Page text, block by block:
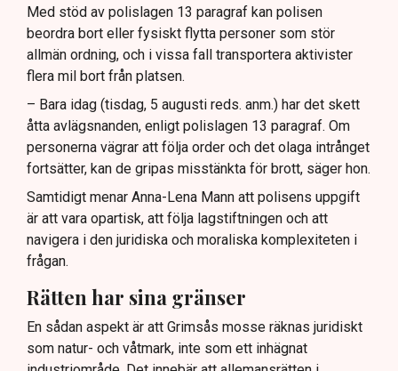
Med stöd av polislagen 13 paragraf kan polisen
beordra bort eller fysiskt flytta personer som stör
allmän ordning, och i vissa fall transportera aktivister
flera mil bort från platsen.
– Bara idag (tisdag, 5 augusti reds. anm.) har det skett
åtta avlägsnanden, enligt polislagen 13 paragraf. Om
personerna vägrar att följa order och det olaga intrånget
fortsätter, kan de gripas misstänkta för brott, säger hon.
Samtidigt menar Anna-Lena Mann att polisens uppgift
är att vara opartisk, att följa lagstiftningen och att
navigera i den juridiska och moraliska komplexiteten i
frågan.
Rätten har sina gränser
En sådan aspekt är att Grimsås mosse räknas juridiskt
som natur- och våtmark, inte som ett inhägnat